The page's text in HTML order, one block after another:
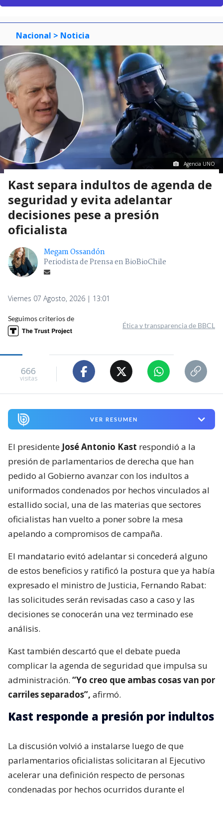
Nacional > Noticia
Agencia UNO
Kast separa indultos de agenda de
seguridad y evita adelantar
decisiones pese a presión
oficialista
Megam Ossandón
Periodista de Prensa en BioBioChile
Viernes 07 Agosto, 2026 | 13:01
Seguimos criterios de
Ética y transparencia de BBCL
666
visitas
VER RESUMEN
El presidente José Antonio Kast respondió a la
presión de parlamentarios de derecha que han
pedido al Gobierno avanzar con los indultos a
uniformados condenados por hechos vinculados al
estallido social, una de las materias que sectores
oficialistas han vuelto a poner sobre la mesa
apelando a compromisos de campaña.
El mandatario evitó adelantar si concederá alguno
de estos beneficios y ratificó la postura que ya había
expresado el ministro de Justicia, Fernando Rabat:
las solicitudes serán revisadas caso a caso y las
decisiones se conocerán una vez terminado ese
análisis.
Kast también descartó que el debate pueda
complicar la agenda de seguridad que impulsa su
administración. “Yo creo que ambas cosas van por
carriles separados”, afirmó.
Kast responde a presión por indultos
La discusión volvió a instalarse luego de que
parlamentarios oficialistas solicitaran al Ejecutivo
acelerar una definición respecto de personas
condenadas por hechos ocurridos durante el